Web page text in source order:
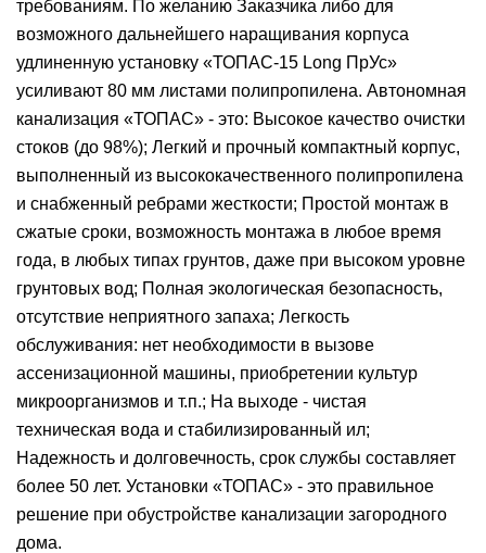
требованиям. По желанию Заказчика либо для
возможного дальнейшего наращивания корпуса
удлиненную установку «ТОПАС-15 Long ПрУс»
усиливают 80 мм листами полипропилена. Автономная
канализация «ТОПАС» - это: Высокое качество очистки
стоков (до 98%); Легкий и прочный компактный корпус,
выполненный из высококачественного полипропилена
и снабженный ребрами жесткости; Простой монтаж в
сжатые сроки, возможность монтажа в любое время
года, в любых типах грунтов, даже при высоком уровне
грунтовых вод; Полная экологическая безопасность,
отсутствие неприятного запаха; Легкость
обслуживания: нет необходимости в вызове
ассенизационной машины, приобретении культур
микроорганизмов и т.п.; На выходе - чистая
техническая вода и стабилизированный ил;
Надежность и долговечность, срок службы составляет
более 50 лет. Установки «ТОПАС» - это правильное
решение при обустройстве канализации загородного
дома.